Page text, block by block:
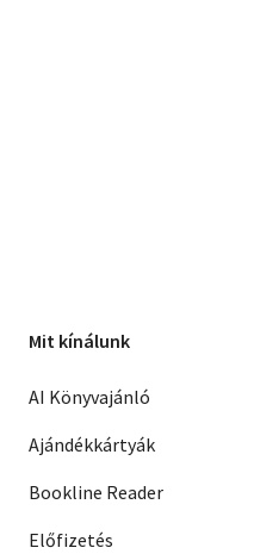
Mit kínálunk
AI Könyvajánló
Ajándékkártyák
Bookline Reader
Előfizetés